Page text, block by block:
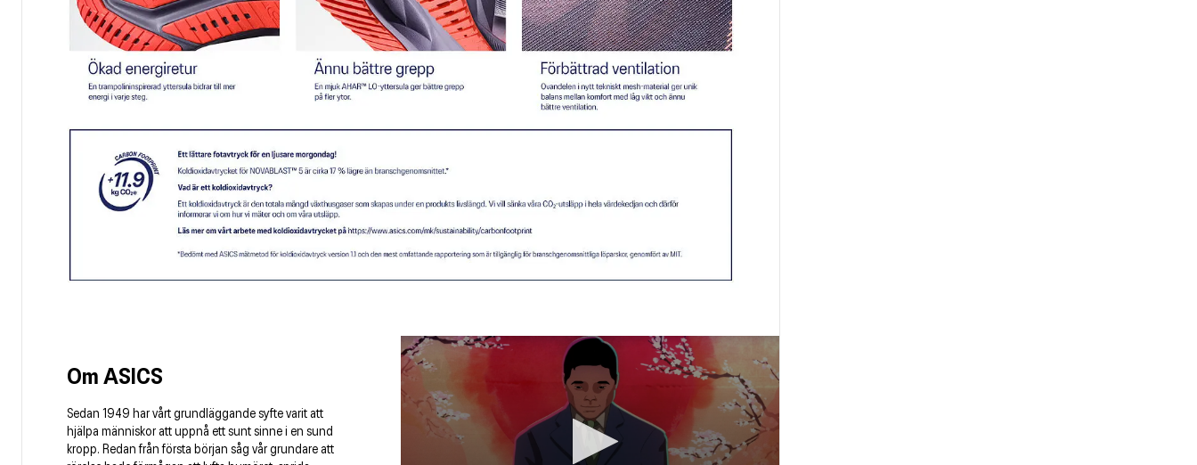
Om ASICS
Sedan 1949 har vårt grundläggande syfte varit att
hjälpa människor att uppnå ett sunt sinne i en sund
kropp. Redan från första början såg vår grundare att